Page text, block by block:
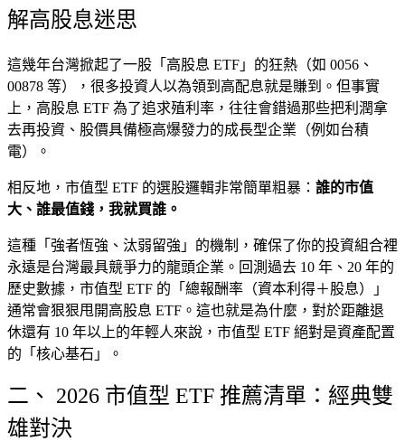
解高股息迷思
這幾年台灣掀起了一股「高股息 ETF」的狂熱（如 0056、
00878 等），很多投資人以為領到高配息就是賺到。但事實
上，高股息 ETF 為了追求殖利率，往往會錯過那些把利潤拿
去再投資、股價具備極高爆發力的成長型企業（例如台積
電）。
相反地，市值型 ETF 的選股邏輯非常簡單粗暴： 誰的市值
大、誰最值錢，我就買誰。
這種「強者恆強、汰弱留強」的機制，確保了你的投資組合裡
永遠是台灣最具競爭力的龍頭企業。回測過去 10 年、20 年的
歷史數據，市值型 ETF 的「總報酬率（資本利得＋股息）」
通常會狠狠甩開高股息 ETF。這也就是為什麼，對於距離退
休還有 10 年以上的年輕人來說，市值型 ETF 絕對是資產配置
的「核心基石」。
二、 2026 市值型 ETF 推薦清單：經典雙
雄對決